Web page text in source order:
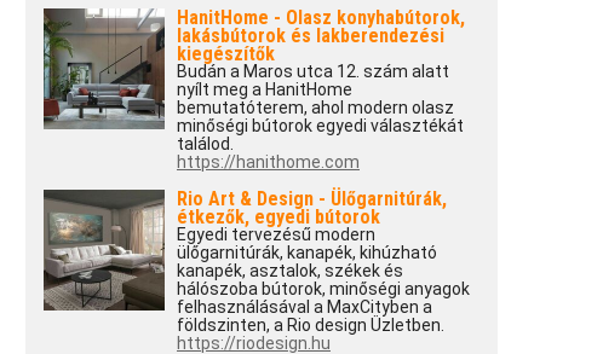
HanitHome - Olasz konyhabútorok,
lakásbútorok és lakberendezési
kiegészítők
Budán a Maros utca 12. szám alatt
nyílt meg a HanitHome
bemutatóterem, ahol modern olasz
minőségi bútorok egyedi választékát
találod.
https://hanithome.com
Rio Art & Design - Ülőgarnitúrák,
étkezők, egyedi bútorok
Egyedi tervezésű modern
ülőgarnitúrák, kanapék, kihúzható
kanapék, asztalok, székek és
hálószoba bútorok, minőségi anyagok
felhasználásával a MaxCityben a
földszinten, a Rio design Üzletben.
https://riodesign.hu